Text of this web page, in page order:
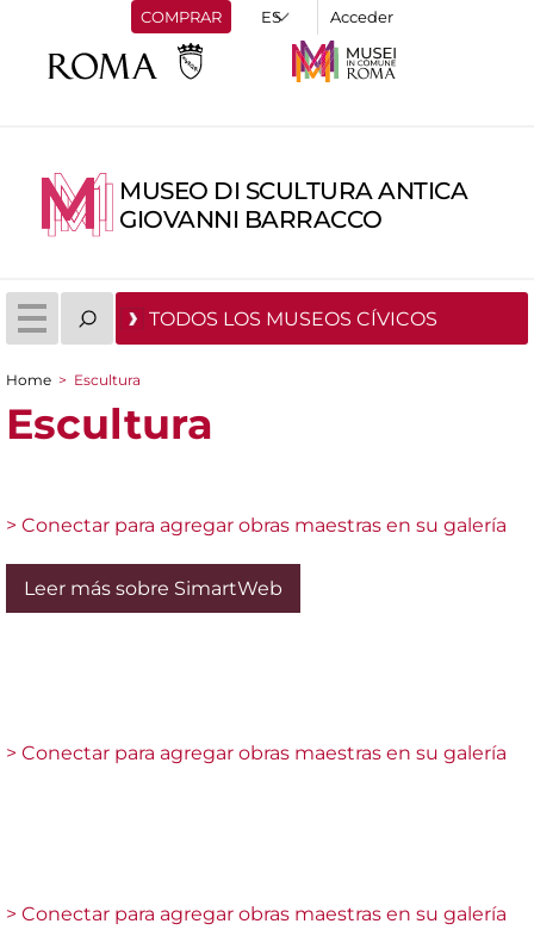
COMPRAR Acceder
MUSEO DI SCULTURA ANTICA
GIOVANNI BARRACCO
TODOS LOS MUSEOS CÍVICOS
You are here
Home > Escultura
Escultura
> Conectar para agregar obras maestras en su galería
Leer más sobre SimartWeb
> Conectar para agregar obras maestras en su galería
> Conectar para agregar obras maestras en su galería